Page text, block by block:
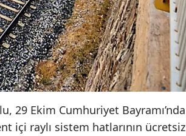
29 Ekim Cumhuriyet Bayramı’nda
içi raylı sistem hatlarının ücretsiz